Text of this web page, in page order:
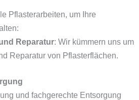
Pflasterarbeiten, um Ihre
Reparatur: Wir kümmern uns um
Reparatur von Pflasterflächen.
und fachgerechte Entsorgung